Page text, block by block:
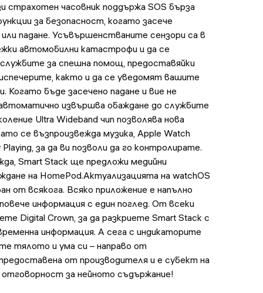
страхотен часовник поддържа SOS бърза
за безопасност, когато засече
падане. Усъвършенстваните сензори са в
автомобилни катастрофи и да се
за спешна помощ, предоставяйки
както и да се уведомят вашите
Когато бъде засечено падане и вие не
извършва обаждане до службите
Ultra Wideband чип позволява нова
се възпроизвежда музика, Apple Watch
за да ви позволи да го контролирате.
Smart Stack ще предложи медийни
на HomePod.Актуализацията на watchOS
от всякога. Всяко приложение е напълно
информация с един поглед. От всеки
Digital Crown, за да разкриете Smart Stack с
информация. А сега с индикаторите
тялото и ума си – направо от
от производителя и е субект на
отговорност за нейното съдържание!